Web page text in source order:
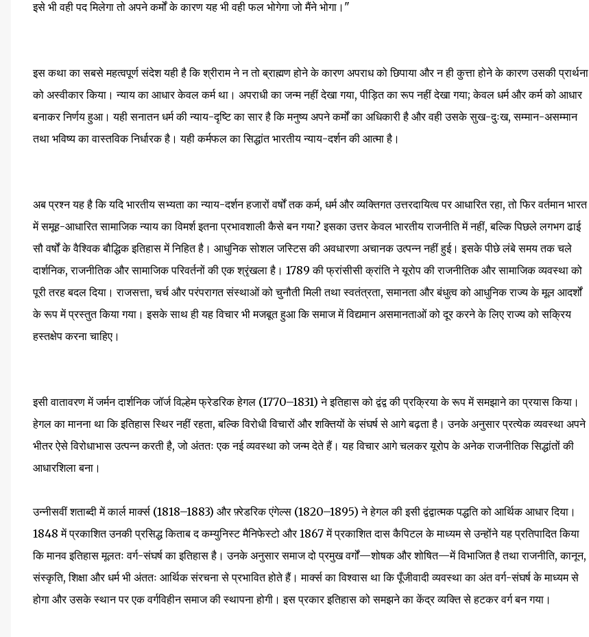
इसे भी वही पद मिलेगा तो अपने कर्मों के कारण यह भी वही फल भोगेगा जो मैंने भोगा।"
इस कथा का सबसे महत्वपूर्ण संदेश यही है कि श्रीराम ने न तो ब्राह्मण होने के कारण अपराध को छिपाया और न ही कुत्ता होने के कारण उसकी प्रार्थना
को अस्वीकार किया। न्याय का आधार केवल कर्म था। अपराधी का जन्म नहीं देखा गया, पीड़ित का रूप नहीं देखा गया; केवल धर्म और कर्म को आधार
बनाकर निर्णय हुआ। यही सनातन धर्म की न्याय-दृष्टि का सार है कि मनुष्य अपने कर्मों का अधिकारी है और वही उसके सुख-दुःख, सम्मान-असम्मान
तथा भविष्य का वास्तविक निर्धारक है। यही कर्मफल का सिद्धांत भारतीय न्याय-दर्शन की आत्मा है।
अब प्रश्न यह है कि यदि भारतीय सभ्यता का न्याय-दर्शन हजारों वर्षों तक कर्म, धर्म और व्यक्तिगत उत्तरदायित्व पर आधारित रहा, तो फिर वर्तमान भारत
में समूह-आधारित सामाजिक न्याय का विमर्श इतना प्रभावशाली कैसे बन गया? इसका उत्तर केवल भारतीय राजनीति में नहीं, बल्कि पिछले लगभग ढाई
सौ वर्षों के वैश्विक बौद्धिक इतिहास में निहित है। आधुनिक सोशल जस्टिस की अवधारणा अचानक उत्पन्न नहीं हुई। इसके पीछे लंबे समय तक चले
दार्शनिक, राजनीतिक और सामाजिक परिवर्तनों की एक श्रृंखला है। 1789 की फ्रांसीसी क्रांति ने यूरोप की राजनीतिक और सामाजिक व्यवस्था को
पूरी तरह बदल दिया। राजसत्ता, चर्च और परंपरागत संस्थाओं को चुनौती मिली तथा स्वतंत्रता, समानता और बंधुत्व को आधुनिक राज्य के मूल आदर्शों
के रूप में प्रस्तुत किया गया। इसके साथ ही यह विचार भी मजबूत हुआ कि समाज में विद्यमान असमानताओं को दूर करने के लिए राज्य को सक्रिय
हस्तक्षेप करना चाहिए।
इसी वातावरण में जर्मन दार्शनिक जॉर्ज विल्हेम फ्रेडरिक हेगल (1770–1831) ने इतिहास को द्वंद्व की प्रक्रिया के रूप में समझाने का प्रयास किया।
हेगल का मानना था कि इतिहास स्थिर नहीं रहता, बल्कि विरोधी विचारों और शक्तियों के संघर्ष से आगे बढ़ता है। उनके अनुसार प्रत्येक व्यवस्था अपने
भीतर ऐसे विरोधाभास उत्पन्न करती है, जो अंततः एक नई व्यवस्था को जन्म देते हैं। यह विचार आगे चलकर यूरोप के अनेक राजनीतिक सिद्धांतों की
आधारशिला बना।
उन्नीसवीं शताब्दी में कार्ल मार्क्स (1818–1883) और फ़्रेडरिक एंगेल्स (1820–1895) ने हेगल की इसी द्वंद्वात्मक पद्धति को आर्थिक आधार दिया।
1848 में प्रकाशित उनकी प्रसिद्ध किताब द कम्युनिस्ट मैनिफेस्टो और 1867 में प्रकाशित दास कैपिटल के माध्यम से उन्होंने यह प्रतिपादित किया
कि मानव इतिहास मूलतः वर्ग-संघर्ष का इतिहास है। उनके अनुसार समाज दो प्रमुख वर्गों—शोषक और शोषित—में विभाजित है तथा राजनीति, कानून,
संस्कृति, शिक्षा और धर्म भी अंततः आर्थिक संरचना से प्रभावित होते हैं। मार्क्स का विश्वास था कि पूँजीवादी व्यवस्था का अंत वर्ग-संघर्ष के माध्यम से
होगा और उसके स्थान पर एक वर्गविहीन समाज की स्थापना होगी। इस प्रकार इतिहास को समझने का केंद्र व्यक्ति से हटकर वर्ग बन गया।